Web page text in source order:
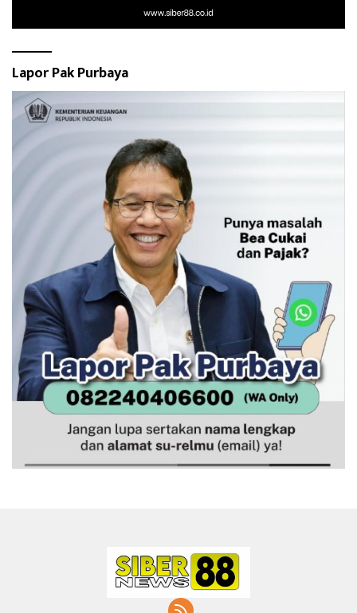
Lapor Pak Purbaya